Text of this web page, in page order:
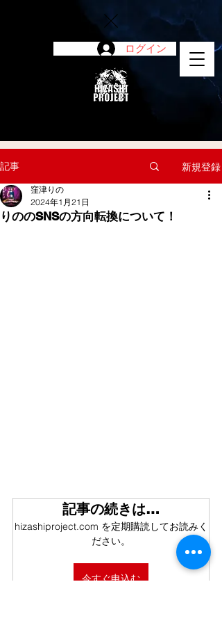
ログイン
記事 新規登録
りののSNSの方向転換について！
窪津りの
2024年1月21日
記事の続きは…
hizashiproject.com を定期購読してお読みく
ださい。
今すぐ申込む